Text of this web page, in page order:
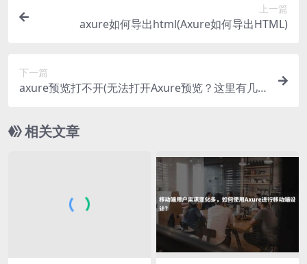
上一篇
axure如何导出html(Axure如何导出HTML)
下一篇
axure预览打不开(无法打开Axure预览？这里有几
相关文章